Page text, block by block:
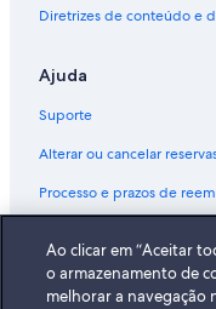
Diretrizes de conteúdo e
Ajuda
Suporte
Alterar ou cancelar
Processo e prazos de
Documentos para
Ao clicar em “Aceitar
o armazenamento de
melhorar a navegação